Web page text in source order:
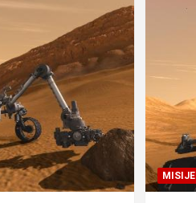
MISIJE